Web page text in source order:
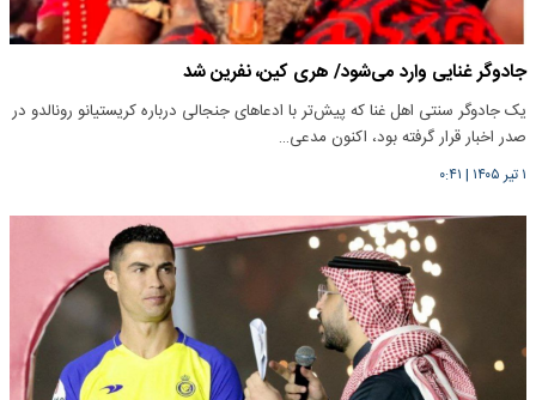
جادوگر غنایی وارد می‌شود/ هری کین، نفرین شد
یک جادوگر سنتی اهل غنا که پیش‌تر با ادعاهای جنجالی درباره کریستیانو رونالدو در
صدر اخبار قرار گرفته بود، اکنون مدعی…
۱ تیر ۱۴۰۵ | ۰:۴۱